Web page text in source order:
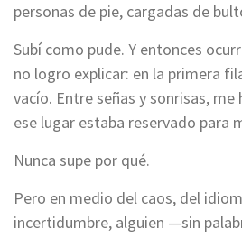
personas de pie, cargadas de
Subí como pude. Y entonces
no logro explicar: en la primera
vacío. Entre señas y sonrisas,
ese lugar estaba reservado para
Nunca supe por qué.
Pero en medio del caos, del
incertidumbre, alguien —sin